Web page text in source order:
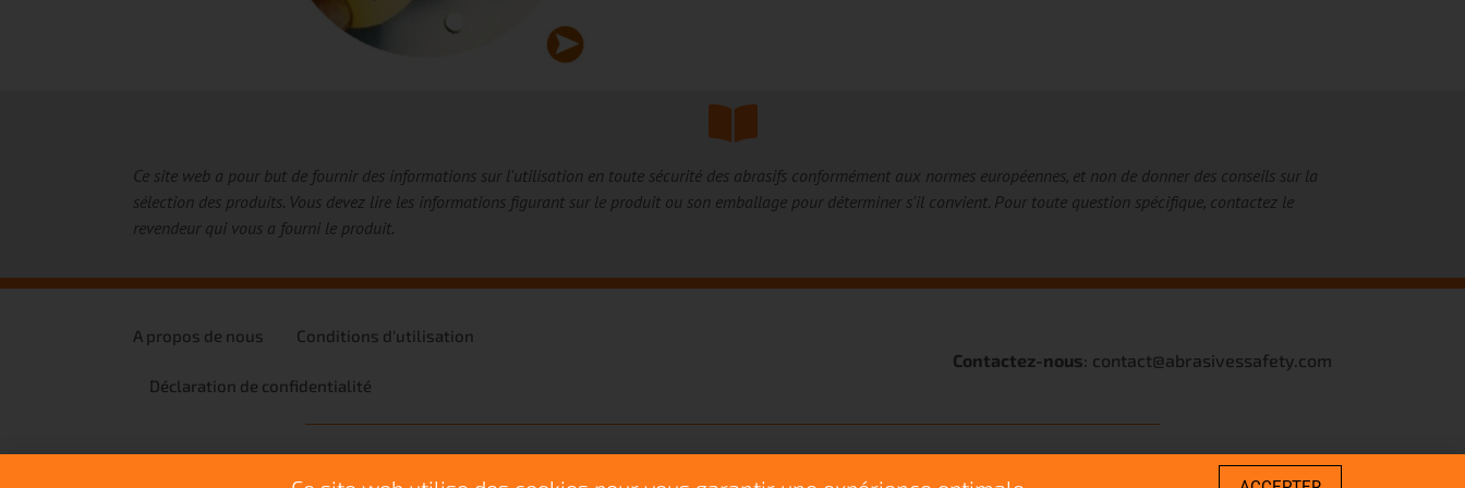
Ce site web a pour but de fournir des informations sur l'utilisation en toute sécurité des abrasifs conformément aux normes européennes, et non de donner des conseils sur la
sélection des produits. Vous devez lire les informations figurant sur le produit ou son emballage pour déterminer s'il convient. Pour toute question spécifique, contactez le
revendeur qui vous a fourni le produit.
A propos de nous Conditions d'utilisation
Déclaration de confidentialité
Contactez-nous: contact@abrasivessafety.com
La sécurité des abrasifs est une initiative de la FEPA © 2026